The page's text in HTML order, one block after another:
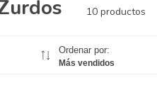
10 productos
Ordenar por:
Más vendidos